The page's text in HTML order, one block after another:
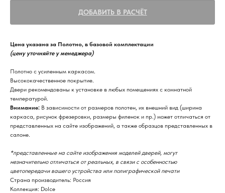
ДОБАВИТЬ В РАСЧЁТ
Цена указана за Полотно, в базовой комплектации
(цену уточняйте у менеджера)
Полотно с усиленным каркасом.
Высококачественное покрытие.
Двери рекомендованы к установке в любых помещениях с комнатной
температурой.
Внимание: В зависимости от размеров полотен, их внешний вид (ширина
каркаса, рисунок фрезеровки, размеры филенок и пр.) может отличаться от
представленных на сайте изображений, а также образцов представленных в
салоне.
*представленные на сайте изображения моделей дверей, могут
незначительно отличаться от реальных, в связи с особенностью
цветопередачи вашего устройства или полиграфической печати
Страна производитель: Россия
Коллекция: Dolce